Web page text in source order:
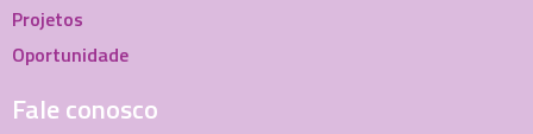
Projetos
Oportunidade
Fale conosco